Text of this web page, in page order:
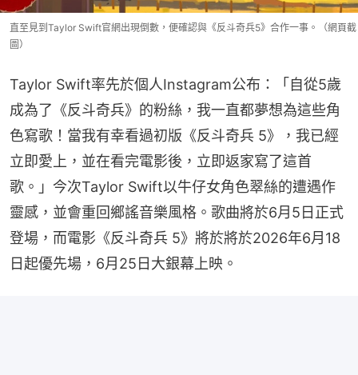
直至見到Taylor Swift官網出現倒數，便確認與《反斗奇兵5》合作一事。（網頁截
圖）
Taylor Swift率先於個人Instagram公布：「自從5歲
成為了《反斗奇兵》的粉絲，我一直都夢想為這些角
色寫歌！當我有幸看過初版《反斗奇兵 5》，我已經
立即愛上，並在看完電影後，立即返家寫了這首
歌。」今次Taylor Swift以牛仔女角色翠絲的遭遇作
靈感，並會重回鄉謠音樂風格。歌曲將於6月5日正式
登場，而電影《反斗奇兵 5》將於將於2026年6月18
日起優先場，6月25日大銀幕上映。